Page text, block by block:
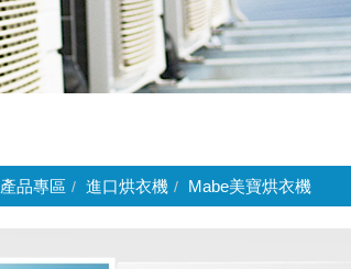
產品專區 進口烘衣機 Mabe美寶烘衣機